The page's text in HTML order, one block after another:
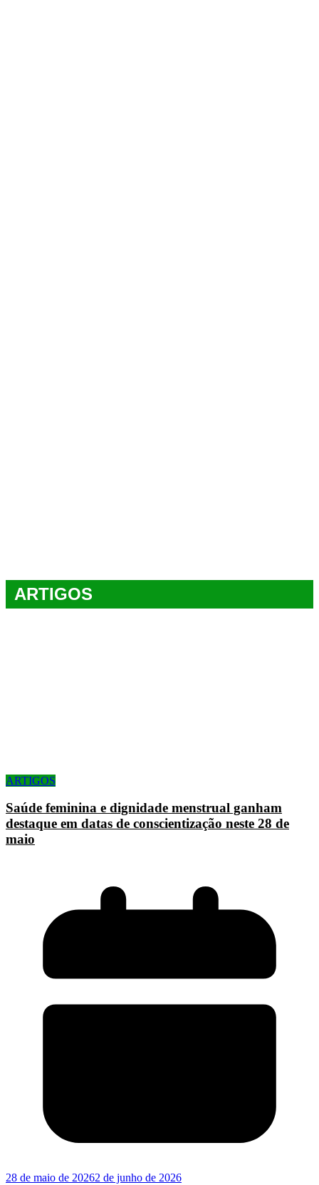
ARTIGOS
ARTIGOS
Saúde feminina e dignidade menstrual ganham
destaque em datas de conscientização neste 28 de
maio
28 de maio de 20262 de junho de 2026